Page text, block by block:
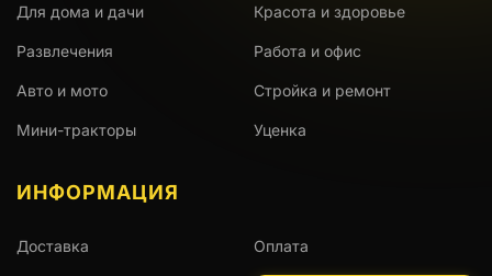
Для дома и дачи Красота и здоровье
Развлечения Работа и офис
Авто и мото Стройка и ремонт
Мини-тракторы Уценка
ИНФОРМАЦИЯ
Доставка Оплата